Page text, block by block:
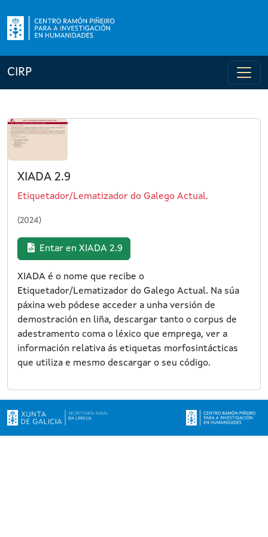
CIRP
XIADA 2.9
Etiquetador/Lematizador do Galego Actual.
(2024)
Entar en XIADA 2.9
XIADA é o nome que recibe o
Etiquetador/Lematizador do Galego Actual. Na súa
páxina web pódese acceder a unha versión de
demostración en liña, descargar tanto o corpus de
adestramento coma o léxico que emprega, ver a
información relativa ás etiquetas morfosintácticas
que utiliza e mesmo descargar o seu código.